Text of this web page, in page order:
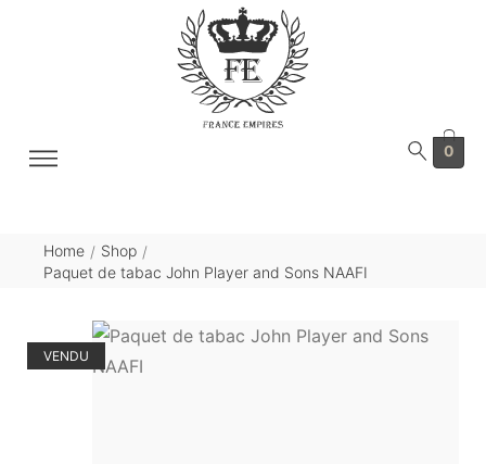
0
Home / Shop /
Paquet de tabac John Player and Sons NAAFI
VENDU